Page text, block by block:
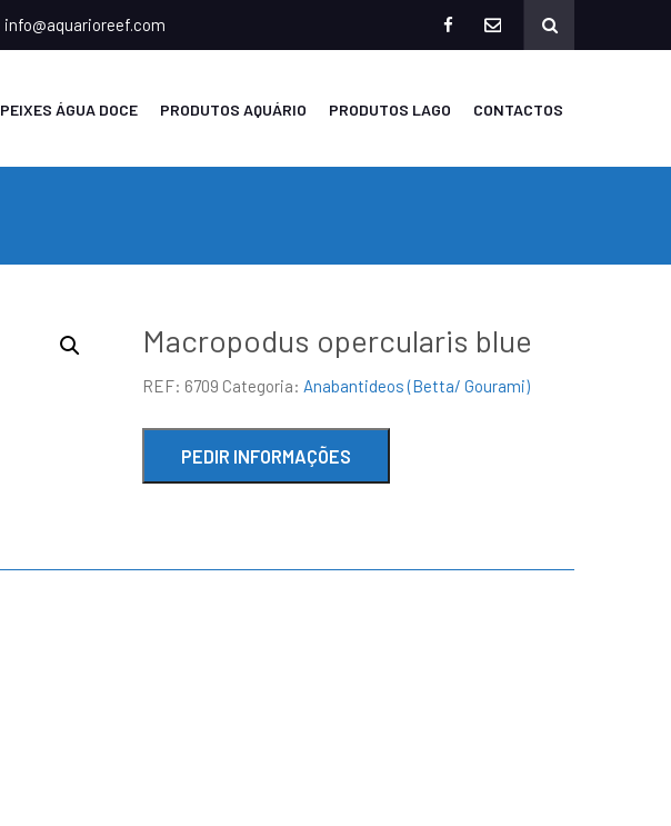
info@aquarioreef.com
PEIXES ÁGUA DOCE PRODUTOS AQUÁRIO PRODUTOS LAGO CONTACTOS
Macropodus opercularis blue
REF: 6709 Categoria: Anabantideos (Betta/ Gourami)